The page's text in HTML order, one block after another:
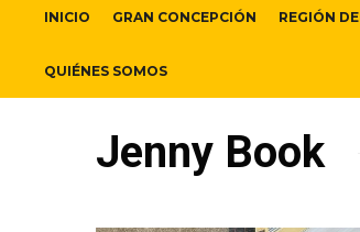
INICIO GRAN CONCEPCIÓN REGIÓN
QUIÉNES SOMOS
Jenny Book